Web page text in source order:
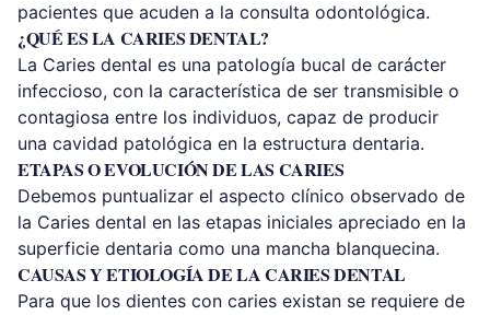
pacientes que acuden a la consulta odontológica.
¿QUÉ ES LA CARIES DENTAL?
La Caries dental es una patología bucal de carácter
infeccioso, con la característica de ser transmisible o
contagiosa entre los individuos, capaz de producir
una cavidad patológica en la estructura dentaria.
ETAPAS O EVOLUCIÓN DE LAS CARIES
Debemos puntualizar el aspecto clínico observado de
la Caries dental en las etapas iniciales apreciado en la
superficie dentaria como una mancha blanquecina.
CAUSAS Y ETIOLOGÍA DE LA CARIES DENTAL
Para que los dientes con caries existan se requiere de